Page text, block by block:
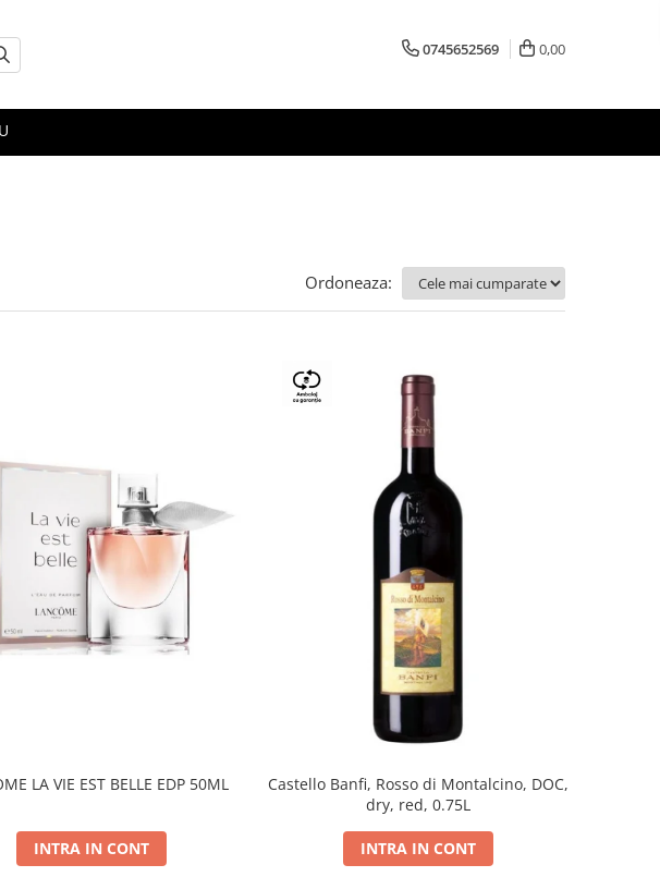
0745652569 0,00
Ordoneaza:
LA VIE EST BELLE EDP 50ML
INTRA IN CONT
Castello Banfi, Rosso di Montalcino, DOC,
dry, red, 0.75L
INTRA IN CONT